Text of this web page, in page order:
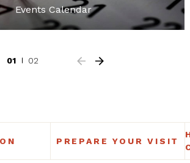
Events Calendar
01 02
PREPARE YOUR VISIT